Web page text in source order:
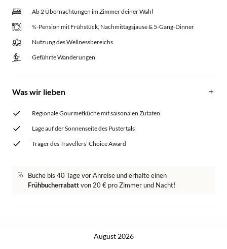
Ab 2 Übernachtungen im Zimmer deiner Wahl
¾-Pension mit Frühstück, Nachmittagsjause & 5-Gang-Dinner
Nutzung des Wellnessbereichs
Geführte Wanderungen
Was wir lieben
Regionale Gourmetküche mit saisonalen Zutaten
Lage auf der Sonnenseite des Pustertals
Träger des Travellers' Choice Award
Buche bis 40 Tage vor Anreise und erhalte einen
Frühbucherrabattvon 20 € pro Zimmer und Nacht!
August 2026